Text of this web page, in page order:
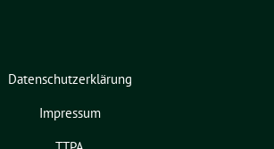
Datenschutzerklärung
Impressum